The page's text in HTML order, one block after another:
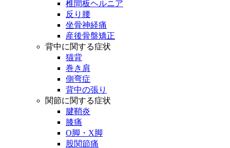
椎間板ヘルニア
反り腰
坐骨神経痛
産後骨盤矯正
背中に関する症状
猫背
巻き肩
側弯症
背中の張り
関節に関する症状
腱鞘炎
膝痛
O脚・X脚
股関節痛